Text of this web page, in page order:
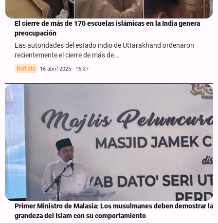
El cierre de más de 170 escuelas islámicas en la India genera
preocupación
Las autoridades del estado indio de Uttarakhand ordenaron
recientemente el cierre de más de…
Noticia 16 abril 2025 - 16:37
Primer Ministro de Malasia: Los musulmanes deben demostrar la
grandeza del Islam con su comportamiento